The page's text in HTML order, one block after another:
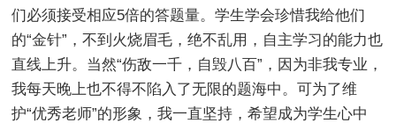
们必须接受相应5倍的答题量。学生学会珍惜我给他们
的“金针”，不到火烧眉毛，绝不乱用，自主学习的能力也
直线上升。当然“伤敌一千，自毁八百”，因为非我专业，
我每天晚上也不得不陷入了无限的题海中。可为了维
护“优秀老师”的形象，我一直坚持，希望成为学生心中